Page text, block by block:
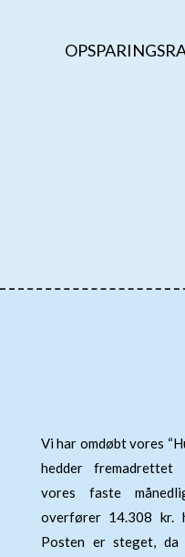
Vi har omdøbt vores
hedder fremadrettet
vores faste
overfører 14.308 kr.
Posten er steget,